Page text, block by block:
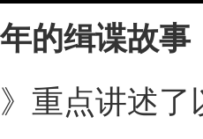
缉谍故事
点讲述了